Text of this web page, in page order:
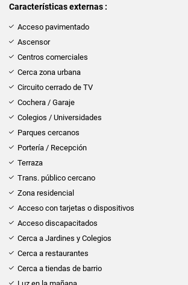
Características externas :
Acceso pavimentado
Ascensor
Centros comerciales
Cerca zona urbana
Circuito cerrado de TV
Cochera / Garaje
Colegios / Universidades
Parques cercanos
Portería / Recepción
Terraza
Trans. público cercano
Zona residencial
Acceso con tarjetas o dispositivos
Acceso discapacitados
Cerca a Jardines y Colegios
Cerca a restaurantes
Cerca a tiendas de barrio